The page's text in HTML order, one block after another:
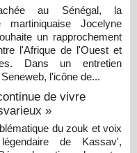
au Sénégal, la
martiniquaise Jocelyne
un rapprochement
l'Afrique de l'Ouest et
Dans un entretien
l'icône de...
de vivre
»
du zouk et voix
de Kassav',